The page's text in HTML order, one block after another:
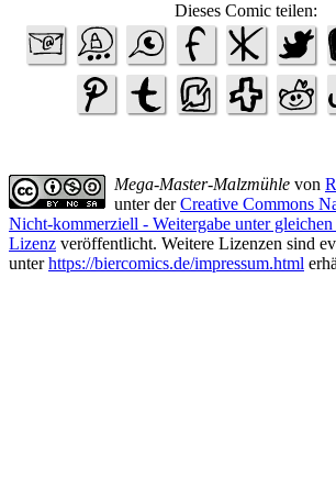
Dieses Comic teilen:
Mega-Master-Malzmühle von
unter derCreative Commons
Nicht-kommerziell - Weitergabe unter
Lizenz veröffentlicht. Weitere Lizenzen sind
unterhttps://biercomics.de/impressum.html